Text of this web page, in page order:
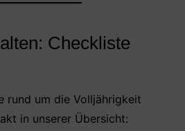
Checkliste
rund um die Volljährigkeit
in unserer Übersicht: